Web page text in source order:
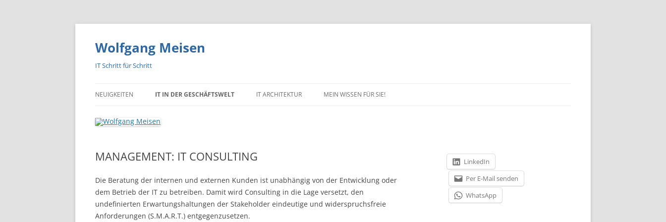
Zum
springen
Wolfgang Meisen
IT Schritt für Schritt
NEUIGKEITEN IT IN DER GESCHÄFTSWELT
FLUCH ODER SEGEN?
ERFOLGREICHEN PROJEKT-
WIE RETTET MAN EIN PROJEKT
MANAGEMENT-LANDKARTE
IT ARCHITEKTUR
PASS THROUGH
AUTHENTIFIZIERUNG (PTA)
MEIN WISSEN FÜR SIE!
MANAGEMENT: IT CONSULTING
Die Beratung der internen und externen Kunden ist unabhängig von der Entwicklung oder
dem Betrieb der IT zu betreiben. Damit wird Consulting in die Lage versetzt, den
undefinierten Erwartungshaltungen der Stakeholder eindeutige und widerspruchsfreie
Anforderungen (S.M.A.R.T.) entgegenzusetzen.
LinkedIn
Per E-Mail senden
WhatsApp